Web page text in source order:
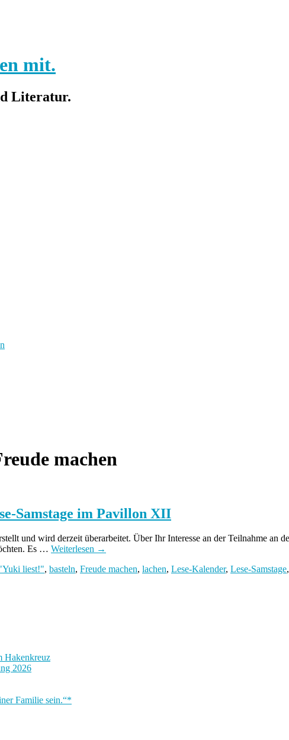
mit.
Literatur.
machen
Samstage im Pavillon XII
und wird derzeit überarbeitet. Über Ihr Interesse an der Teilnahme an
Es … Weiterlesen →
liest!", basteln, Freude machen, lachen, Lese-Kalender, Lese-Samstage,
Hakenkreuz
2026
Familie sein.“*